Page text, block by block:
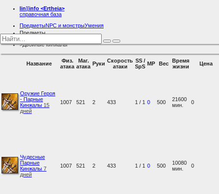
lin][info <Ertheia>
справочная база
ПредметыNPC и монстрыУмения
Предметы
Двойные кинжалы
Название
Физ.
атака
Маг.
атака Руки Скорость
атаки
SS /
SpS MP Вес
Время
жизни
Цена
Оружие Героя
- Парные
Кинжалы 15
дней
1007 521 2 433 1 / 1 0 500
21600
мин.
0
Чудесные
Парные
Кинжалы 7
дней
1007 521 2 433 1 / 1 0 500
10080
мин.
0